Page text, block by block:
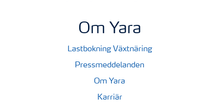
Om Yara
Lastbokning Växtnäring
Pressmeddelanden
Om Yara
Karriär